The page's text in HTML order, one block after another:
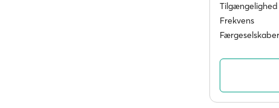
Tilgængelighed
Frekvens
Færgeselskaber